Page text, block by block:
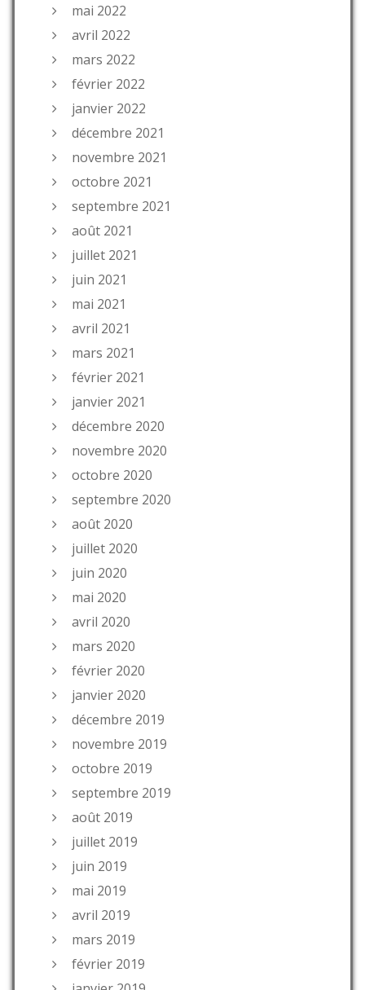
mai 2022
avril 2022
mars 2022
février 2022
janvier 2022
décembre 2021
novembre 2021
octobre 2021
septembre 2021
août 2021
juillet 2021
juin 2021
mai 2021
avril 2021
mars 2021
février 2021
janvier 2021
décembre 2020
novembre 2020
octobre 2020
septembre 2020
août 2020
juillet 2020
juin 2020
mai 2020
avril 2020
mars 2020
février 2020
janvier 2020
décembre 2019
novembre 2019
octobre 2019
septembre 2019
août 2019
juillet 2019
juin 2019
mai 2019
avril 2019
mars 2019
février 2019